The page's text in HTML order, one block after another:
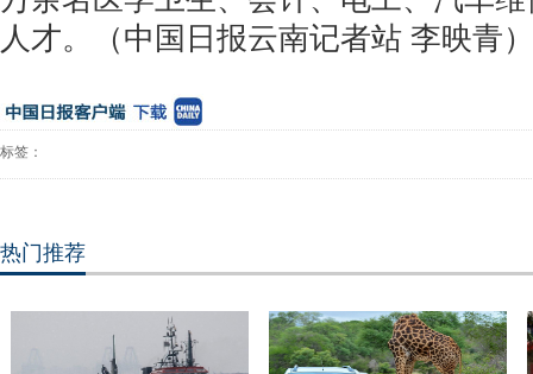
人才。（中国日报云南记者站 李映青）
标签：
热门推荐